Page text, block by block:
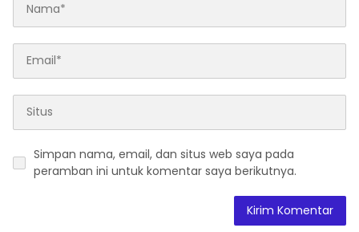
Simpan nama, email, dan situs web saya pada
peramban ini untuk komentar saya berikutnya.